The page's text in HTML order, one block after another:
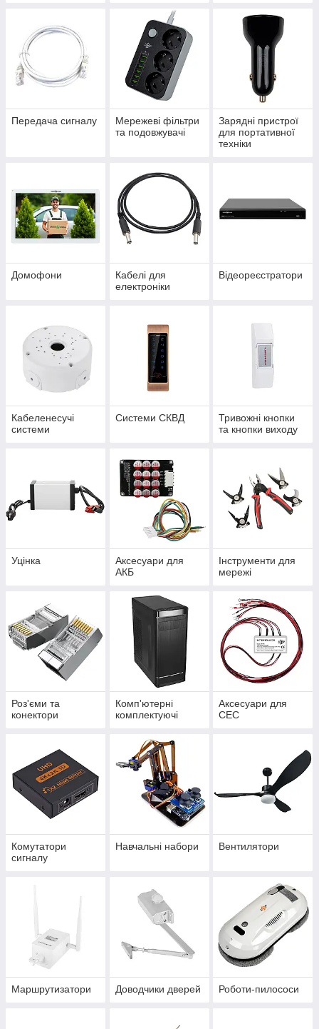
Передача сигналу
Мережеві фільтри
та подовжувачі
Зарядні пристрої
для портативної
техніки
Домофони
Кабелі для
електроніки
Відеореєстратори
Кабеленесучі
системи
Системи СКВД
Тривожні кнопки
та кнопки виходу
Уцінка
Аксесуари для
АКБ
Інструменти для
мережі
Роз'єми та
конектори
Комп'ютерні
комплектуючі
Аксесуари для
СЕС
Комутатори
сигналу
Навчальні набори Вентилятори
Маршрутизатори Доводчики дверей Роботи-пилососи